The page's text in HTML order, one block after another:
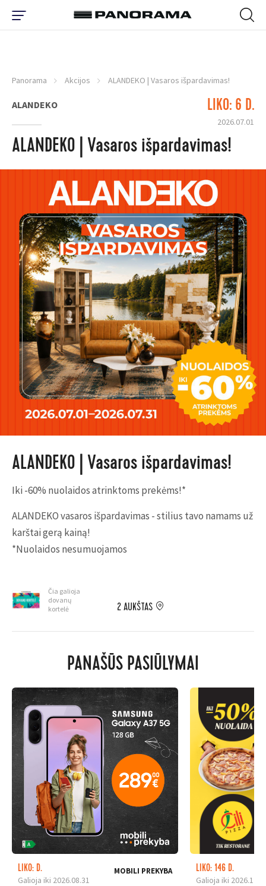
Panorama Akcijos ALANDEKO | Vasaros išpardavimas!
ALANDEKO LIKO: 6 D.
2026.07.01
ALANDEKO | Vasaros išpardavimas!
ALANDEKO | Vasaros išpardavimas!
Iki -60% nuolaidos atrinktoms prekėms!*
ALANDEKO vasaros išpardavimas - stilius tavo namams už
karštai gerą kainą!
*Nuolaidos nesumuojamos
Čia galioja
dovanų
kortelė
2 AUKŠTAS
PANAŠŪS PASIŪLYMAI
LIKO: D.
Galioja iki 2026.08.31
MOBILI PREKYBA
LIKO: 146 D.
Galioja iki